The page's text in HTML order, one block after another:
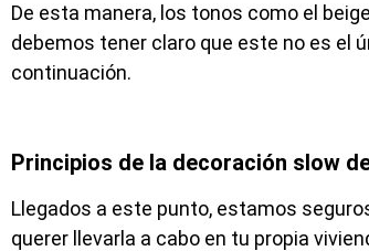
De esta manera, los tonos como el
debemos tener claro que este no es el
continuación.
Principios de la decoración slow
Llegados a este punto, estamos
querer llevarla a cabo en tu propia